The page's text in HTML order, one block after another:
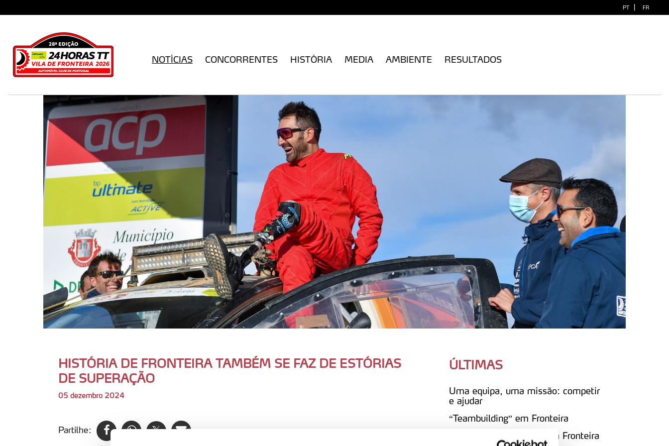
PT | FR
NOTÍCIAS CONCORRENTES HISTÓRIA MEDIA AMBIENTE RESULTADOS
HISTÓRIA DE FRONTEIRA TAMBÉM SE FAZ DE ESTÓRIAS
DE SUPERAÇÃO
05 dezembro 2024
Partilhe:
ÚLTIMAS
Uma equipa, uma missão: competir
e ajudar
“Teambuilding” em Fronteira
Portugueses reconquistam Fronteira